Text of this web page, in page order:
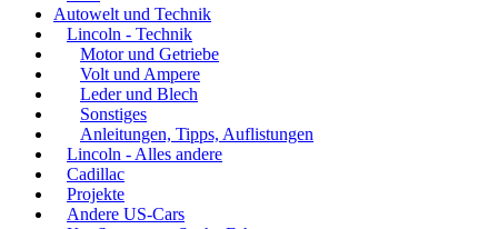
Autowelt und Technik
Lincoln - Technik
Motor und Getriebe
Volt und Ampere
Leder und Blech
Sonstiges
Anleitungen, Tipps, Auflistungen
Lincoln - Alles andere
Cadillac
Projekte
Andere US-Cars